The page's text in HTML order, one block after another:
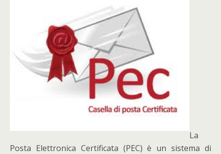
La
Posta Elettronica Certificata (PEC) è un sistema di